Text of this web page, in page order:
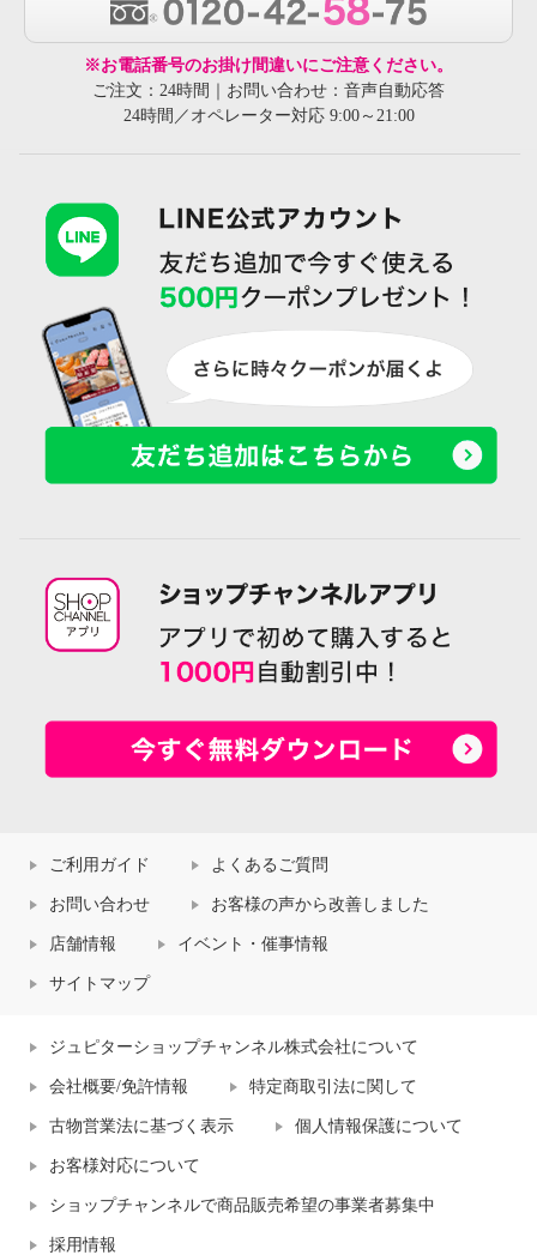
※お電話番号のお掛け間違いにご注意ください。
ご注文：24時間｜お問い合わせ：音声自動応答
24時間／オペレーター対応 9:00～21:00
ご利用ガイド よくあるご質問
お問い合わせ お客様の声から改善しました
店舗情報 イベント・催事情報
サイトマップ
ジュピターショップチャンネル株式会社について
会社概要/免許情報 特定商取引法に関して
古物営業法に基づく表示 個人情報保護について
お客様対応について
ショップチャンネルで商品販売希望の事業者募集中
採用情報